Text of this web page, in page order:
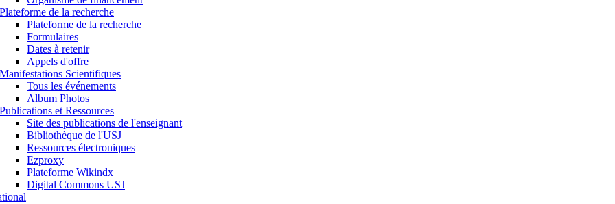
Plateforme de la recherche
Plateforme de la recherche
Formulaires
Dates à retenir
Appels d'offre
Manifestations Scientifiques
Tous les événements
Album Photos
Publications et Ressources
Site des publications de l'enseignant
Bibliothèque de l'USJ
Ressources électroniques
Ezproxy
Plateforme Wikindx
Digital Commons USJ